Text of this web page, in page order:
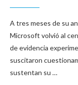
A tres meses de su
Microsoft volvió al
de evidencia
suscitaron
sustentan su …